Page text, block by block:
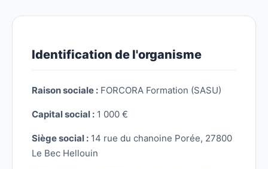
Identification de l'organisme
Raison sociale : FORCORA Formation (SASU)
Capital social : 1 000 €
Siège social : 14 rue du chanoine Porée, 27800
Le Bec Hellouin